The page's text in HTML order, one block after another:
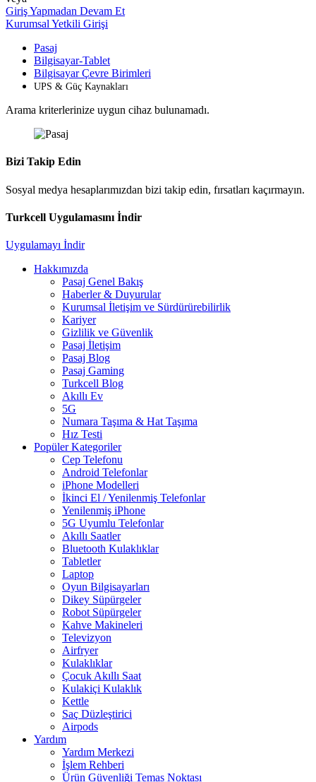
Giriş Yapmadan Devam Et
Kurumsal Yetkili Girişi
Pasaj
Bilgisayar-Tablet
Bilgisayar Çevre Birimleri
UPS & Güç Kaynakları
Arama kriterlerinize uygun cihaz bulunamadı.
Bizi Takip Edin
Sosyal medya hesaplarımızdan bizi takip edin, fırsatları kaçırmayın.
Turkcell Uygulamasını İndir
Uygulamayı İndir
Hakkımızda
Pasaj Genel Bakış
Haberler & Duyurular
Kurumsal İletişim ve Sürdürürebilirlik
Kariyer
Gizlilik ve Güvenlik
Pasaj İletişim
Pasaj Blog
Pasaj Gaming
Turkcell Blog
Akıllı Ev
5G
Numara Taşıma & Hat Taşıma
Hız Testi
Popüler Kategoriler
Cep Telefonu
Android Telefonlar
iPhone Modelleri
İkinci El / Yenilenmiş Telefonlar
Yenilenmiş iPhone
5G Uyumlu Telefonlar
Akıllı Saatler
Bluetooth Kulaklıklar
Tabletler
Laptop
Oyun Bilgisayarları
Dikey Süpürgeler
Robot Süpürgeler
Kahve Makineleri
Televizyon
Airfryer
Kulaklıklar
Çocuk Akıllı Saat
Kulakiçi Kulaklık
Kettle
Saç Düzleştirici
Airpods
Yardım
Yardım Merkezi
İşlem Rehberi
Ürün Güvenliği Temas Noktası